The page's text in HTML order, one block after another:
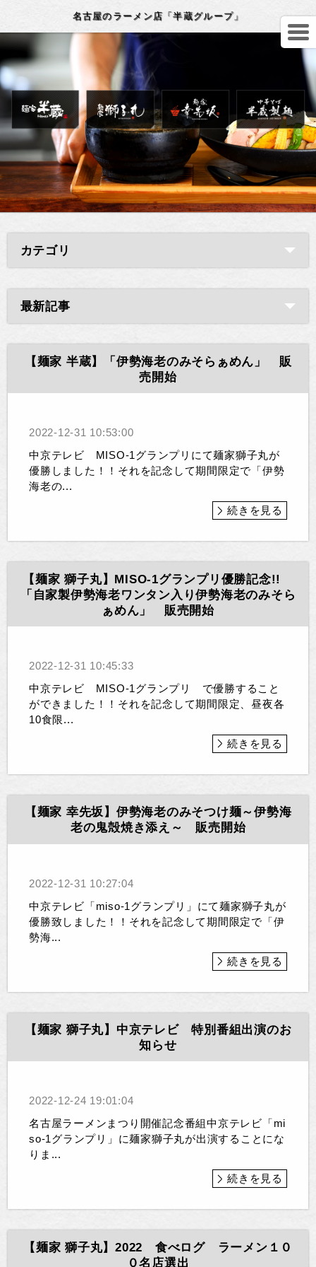
名古屋のラーメン店「半蔵グループ」
カテゴリ
最新記事
【麺家 半蔵】「伊勢海老のみそらぁめん」 販
売開始
2022-12-31 10:53:00
中京テレビ MISO-1グランプリにて麺家獅子丸が
優勝しました！！それを記念して期間限定で「伊勢
海老の...
続きを見る
【麺家 獅子丸】MISO-1グランプリ優勝記念!!
「自家製伊勢海老ワンタン入り伊勢海老のみそら
ぁめん」 販売開始
2022-12-31 10:45:33
中京テレビ MISO-1グランプリ で優勝すること
ができました！！それを記念して期間限定、昼夜各
10食限...
続きを見る
【麺家 幸先坂】伊勢海老のみそつけ麺～伊勢海
老の鬼殻焼き添え～ 販売開始
2022-12-31 10:27:04
中京テレビ「miso-1グランプリ」にて麺家獅子丸が
優勝致しました！！それを記念して期間限定で「伊
勢海...
続きを見る
【麺家 獅子丸】中京テレビ 特別番組出演のお
知らせ
2022-12-24 19:01:04
名古屋ラーメンまつり開催記念番組中京テレビ「mi
so-1グランプリ」に麺家獅子丸が出演することにな
りま...
続きを見る
【麺家 獅子丸】2022 食べログ ラーメン１０
０名店選出